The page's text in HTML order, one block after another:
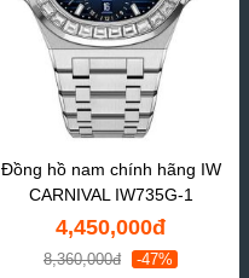
Đồng hồ nam chính hãng IW
CARNIVAL IW735G-1
4,450,000đ
8,360,000đ -47%